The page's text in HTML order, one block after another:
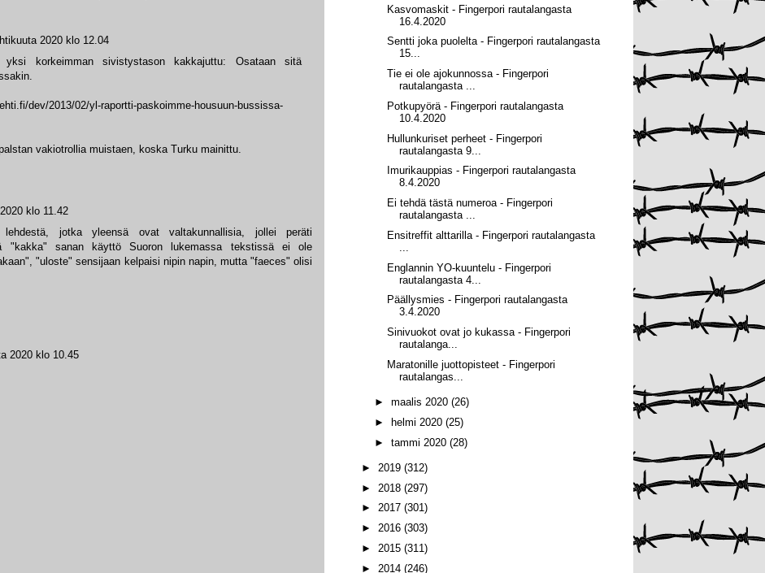
2020 klo 10.45
klo 11.42
jotka yleensä ovat valtakunnallisia, jollei peräti
"kakka" sanan käyttö Suoron lukemassa tekstissä ei ole
"uloste" sensijaan kelpaisi nipin napin, mutta "faeces" olisi
2020 klo 12.04
korkeimman sivistystason kakkajuttu: Osataan sitä
dev/2013/02/yl-raportti-paskoimme-housuun-bussissa-
vakiotrollia muistaen, koska Turku mainittu.
Kasvomaskit - Fingerpori rautalangasta
16.4.2020
Sentti joka puolelta - Fingerpori rautalangasta
15...
Tie ei ole ajokunnossa - Fingerpori
rautalangasta ...
Potkupyörä - Fingerpori rautalangasta
10.4.2020
Hullunkuriset perheet - Fingerpori
rautalangasta 9...
Imurikauppias - Fingerpori rautalangasta
8.4.2020
Ei tehdä tästä numeroa - Fingerpori
rautalangasta ...
Ensitreffit alttarilla - Fingerpori rautalangasta
Englannin YO-kuuntelu - Fingerpori
rautalangasta 4...
Päällysmies - Fingerpori rautalangasta
3.4.2020
Sinivuokot ovat jo kukassa - Fingerpori
rautalanga...
Maratonille juottopisteet - Fingerpori
rautalangas...
► maalis 2020 (26)
►
helmi 2020 (25)
► tammi 2020 (28)
► 2019 (312)
► 2018 (297)
► 2017 (301)
► 2016 (303)
► 2015 (311)
► 2014 (246)